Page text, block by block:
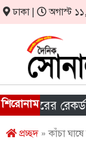
ঢাকা | অগাস্ট
শিরোনামরেকর্ড ভেঙে
প্রচ্ছদ» কাঁচা ঘাষে